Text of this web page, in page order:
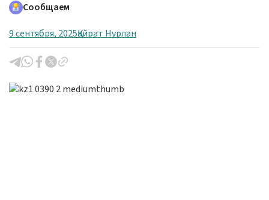
Сообщаем
9 сентября, 2025Қайрат Нурлан